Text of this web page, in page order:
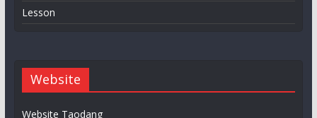
Lesson
Website
Website Taodang